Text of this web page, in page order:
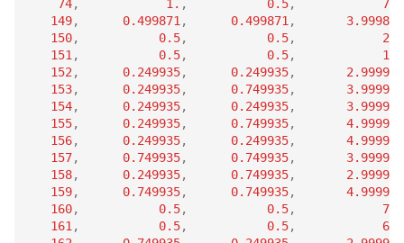
74, 1. , 0.5,
7.
149, 0.499871 , 0.499871 ,
3.99987
150, 0.5, 0.5,
2.
151 , 0.5, 0.5,
1.
152 , 0.249935, 0.249935,
2.99994
153, 0.249935, 0.749935,
3.99994
154, 0.249935, 0.249935,
3.99994
155, 0.249935, 0.749935,
4.99994
156, 0.249935, 0.249935,
4.99994
157, 0.749935, 0.749935,
3.99994
158, 0.249935, 0.749935,
2.99994
159, 0.749935, 0.749935,
4.99994
160, 0.5, 0.5,
7.
161 , 0.5, 0.5,
6.